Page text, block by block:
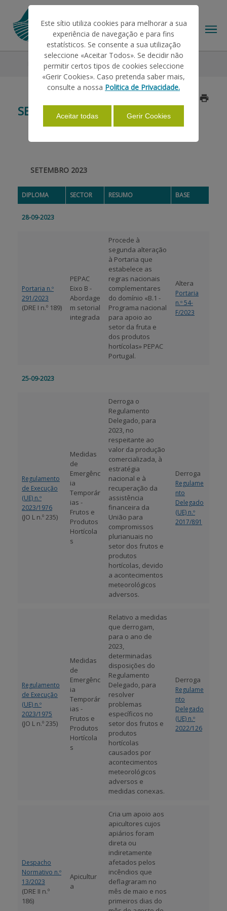
AJUDAS/APOIOS
INFORMAÇÕES
PAGAMENTOS
Entrar / Registar
Legislação 2023 Setembro
SETEMBRO
SETEMBRO 2023
DIPLOMA SECTOR RESUMO BASE
28-09-2023
Portaria n.º
291/2023
(DRE I n.º 189)
PEPAC
Eixo B -
Abordage
m setorial
integrada
Procede à
segunda alteração
à Portaria que
estabelece as
regras nacionais
complementares
do domínio «B.1 -
Programa nacional
para apoio ao
setor da fruta e
dos produtos
hortícolas» PEPAC
Portugal.
Altera
Portaria
n.º 54-
F/2023
25-09-2023
Regulamento
de Execução
(UE) n.º
2023/1976
(JO L n.º 235)
Medidas
de
Emergênc
ia
Temporár
ias -
Frutos e
Produtos
Hortícola
s
Derroga o
Regulamento
Delegado, para
2023, no
respeitante ao
valor da produção
comercializada, à
estratégia
nacional e à
recuperação da
assistência
financeira da
União para
compromissos
plurianuais no
setor dos frutos e
produtos
hortícolas, devido
a acontecimentos
meteorológicos
adversos.
Derroga
Regulame
nto
Delegado
(UE) n.º
2017/891
Regulamento
de Execução
(UE) n.º
2023/1975
(JO L n.º 235)
Medidas
de
Emergênc
ia
Temporár
ias -
Frutos e
Produtos
Hortícola
s
Relativo a medidas
que derrogam,
para o ano de
2023,
determinadas
disposições do
Regulamento
Delegado, para
resolver
problemas
específicos no
setor dos frutos e
produtos
hortícolas
causados por
acontecimentos
meteorológicos
adversos e
medidas conexas.
Derroga
Regulame
nto
Delegado
(UE) n.º
2022/126
Despacho
Normativo n.º
13/2023
(DRE II n.º
186)
Apicultur
a
Cria um apoio aos
apicultores cujos
apiários foram
direta ou
indiretamente
afetados pelos
incêndios que
deflagraram no
mês de maio e nos
primeiros dias do
Este sítio utiliza cookies para melhorar a sua
experiência de navegação e para fins
estatísticos. Se consente a sua utilização
seleccione «Aceitar Todos». Se decidir não
permitir certos tipos de cookies seleccione
«Gerir Cookies». Caso pretenda saber mais,
consulte a nossa Politica de Privacidade.
Aceitar todas Gerir Cookies